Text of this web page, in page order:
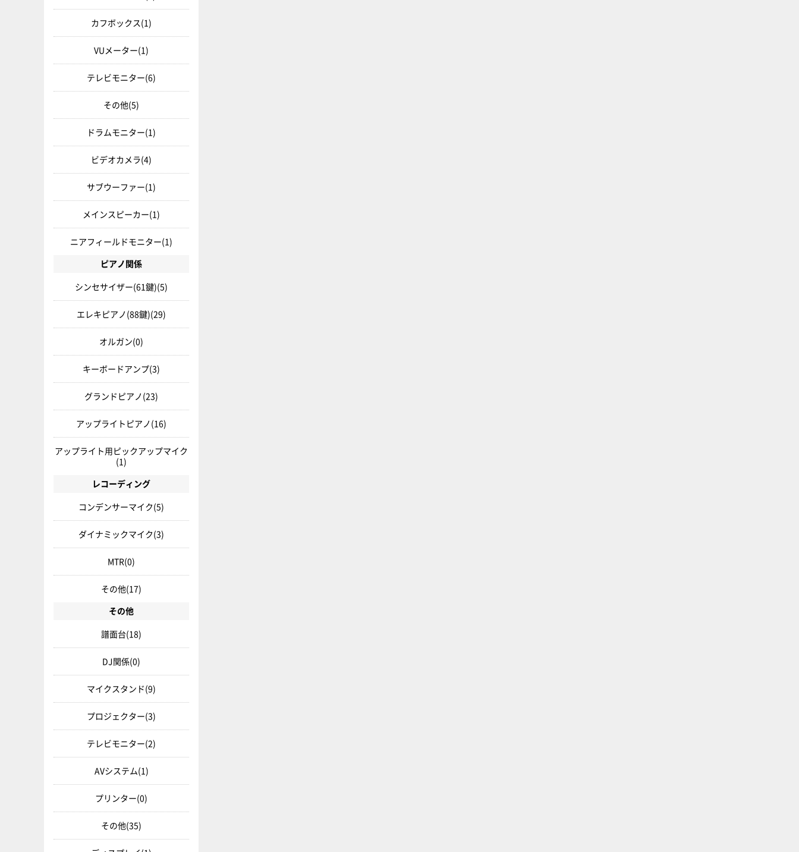
カフボックス(1)
VUメーター(1)
テレビモニター(6)
その他(5)
ドラムモニター(1)
ビデオカメラ(4)
サブウーファー(1)
メインスピーカー(1)
ニアフィールドモニター(1)
ピアノ関係
シンセサイザー(61鍵)(5)
エレキピアノ(88鍵)(29)
オルガン(0)
キーボードアンプ(3)
グランドピアノ (23)
アップライトピアノ (16)
アップライト用ピックアップマイク
(1)
レコーディング
コンデンサーマイク(5)
ダイナミックマイク(3)
MTR(0)
その他(17)
その他
譜面台(18)
DJ関係(0)
マイクスタンド(9)
プロジェクター(3)
テレビモニター(2)
AVシステム(1)
プリンター(0)
その他(35)